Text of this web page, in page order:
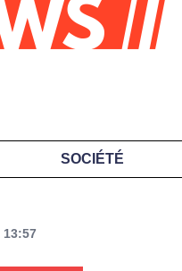
SOCIÉTÉ
13:57